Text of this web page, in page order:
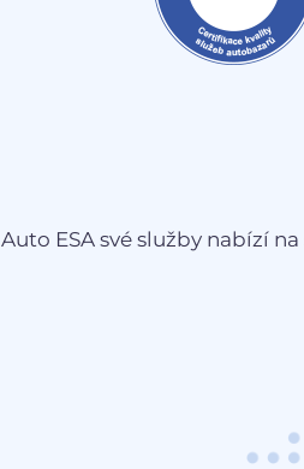
Auto ESA své služby nabízí